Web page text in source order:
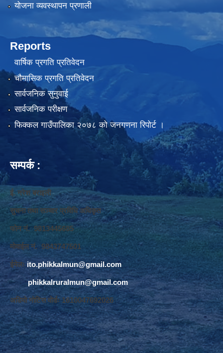
योजना व्यवस्थापन प्रणाली
Reports
वार्षिक प्रगति प्रतिवेदन
चौमासिक प्रगति प्रतिवेदन
सार्वजनिक सुनुवाई
सार्वजनिक परीक्षण
फिक्कल गाउँपालिका २०७८ को जनगणना रिपोर्ट ।
सम्पर्क :
ई. नरेश बराइली
सुचना तथा सञ्‍चार प्रविधि अधिकृत
फोन नं. 9813445685
मोवाईल नं. 9843747501
ईमेलः ito.phikkalmun@gmail.com
phikkalruralmun@gmail.com
अडियो नोटिस वोर्डः 1610047692026